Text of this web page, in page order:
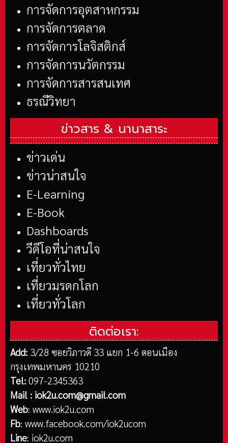
การจัดการอุตสาหกรรม
การจัดการตลาด
การจัดการโลจิสติกส์
การจัดการนวัตกรรม
การจัดการสารสนเทศ
ธรณีวิทยา
ข่าวสาร & นานาสาระ
ข่าวเด่น
ข่าวน่าสนใจ
E-Learning
E-Book
Dashboards
วีดีโอที่น่าสนใจ
เที่ยวทั่วไทย
เที่ยวมรดกโลก
เที่ยวทั่วโลก
ติดต่อเรา:
Add: 3/28 ซอยวิภาวดี 33 แยก 1-6 ดอนเมือง
กรุงเทพมหานคร 10210
Tel: 097-2345363
Mail : iok2u.com@gmail.com
Web: www.iok2u.com
Fb: www.facebook.com/iok2ucom
Line: iok2u.com